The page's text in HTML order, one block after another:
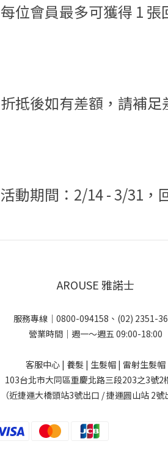
每位會員最多可獲得 1 張
折抵後如有差額，請補足
活動期間：2/14 - 3/31，
AROUSE 雅諾士
服務專線｜0800-094158、(02) 2351-
營業時間｜週一～週五 09:00-18:00
客服中心 | 養髮 | 生髮帽 | 雷射生髮帽
103台北市大同區重慶北路三段203之3號2
（近捷運大橋頭站3號出口 / 捷運圓山站 2號